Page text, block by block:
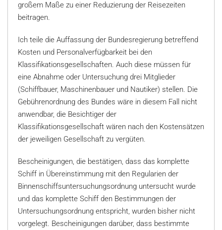
großem Maße zu einer Reduzierung der Reisezeiten
beitragen.
Ich teile die Auffassung der Bundesregierung betreffend
Kosten und Personalverfügbarkeit bei den
Klassifikationsgesellschaften. Auch diese müssen für
eine Abnahme oder Untersuchung drei Mitglieder
(Schiffbauer, Maschinenbauer und Nautiker) stellen. Die
Gebührenordnung des Bundes wäre in diesem Fall nicht
anwendbar, die Besichtiger der
Klassifikationsgesellschaft wären nach den Kostensätzen
der jeweiligen Gesellschaft zu vergüten.
Bescheinigungen, die bestätigen, dass das komplette
Schiff in Übereinstimmung mit den Regularien der
Binnenschiffsuntersuchungsordnung untersucht wurde
und das komplette Schiff den Bestimmungen der
Untersuchungsordnung entspricht, wurden bisher nicht
vorgelegt. Bescheinigungen darüber, dass bestimmte